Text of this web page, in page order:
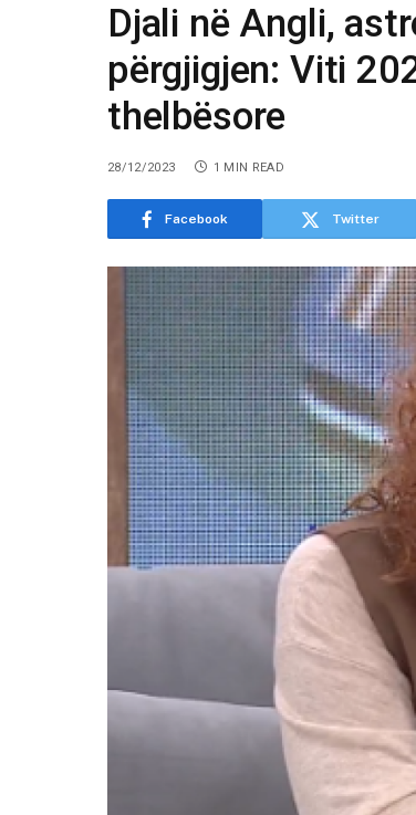
Djali në Angli,
përgjigjen: Viti
thelbësore
28/12/2023 1 MIN READ
Facebook Twitter